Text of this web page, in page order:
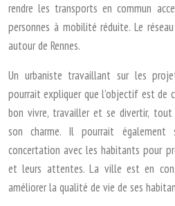
rendre les transports en commun
personnes à mobilité réduite. Le
autour de Rennes.
Un urbaniste travaillant sur les
pourrait expliquer que l’objectif est de
bon vivre, travailler et se divertir,
son charme. Il pourrait également
concertation avec les habitants pour
et leurs attentes. La ville est en
améliorer la qualité de vie de ses